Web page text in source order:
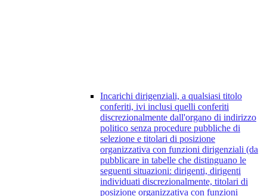
Incarichi dirigenziali, a qualsiasi titolo
conferiti, ivi inclusi quelli conferiti
discrezionalmente dall'organo di indirizzo
politico senza procedure pubbliche di
selezione e titolari di posizione
organizzativa con funzioni dirigenziali (da
pubblicare in tabelle che distinguano le
seguenti situazioni: dirigenti, dirigenti
individuati discrezionalmente, titolari di
posizione organizzativa con funzioni